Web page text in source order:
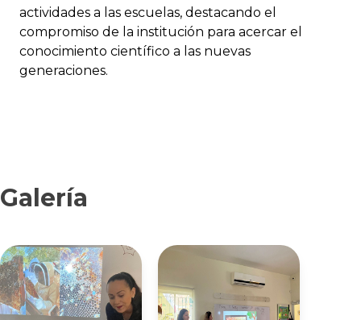
actividades a las escuelas, destacando el
compromiso de la institución para acercar el
conocimiento científico a las nuevas
generaciones.
Galería